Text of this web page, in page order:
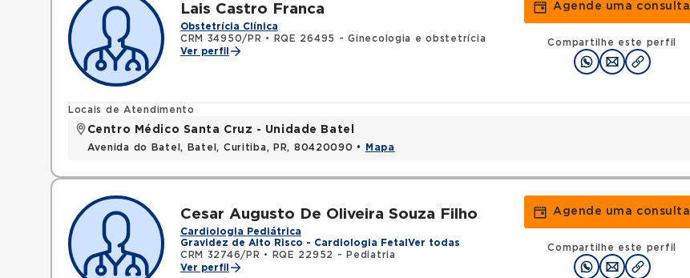
Lais Castro Franca
Obstetrícia Clínica
CRM 34950/PR •
RQE 26495 - Ginecologia e obstetrícia
Ver perfil
Agende uma consulta
Compartilhe este perfil
Locais de Atendimento
Centro Médico Santa Cruz - Unidade Batel
Avenida do Batel, Batel, Curitiba, PR, 80420090 • Mapa
Cesar Augusto De Oliveira Souza Filho
Cardiologia Pediátrica
Gravidez de Alto Risco - Cardiologia Fetal Ver todas
CRM 32746/PR •
RQE 22952 - Pediatria
Ver perfil
Agende uma consulta
Compartilhe este perfil